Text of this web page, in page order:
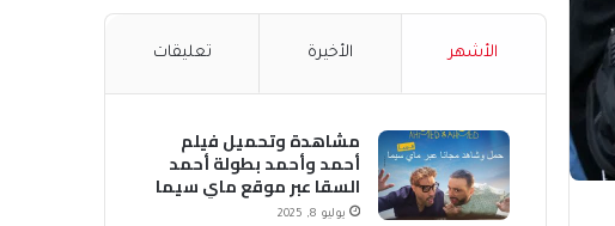
الأشهر الأخيرة تعليقات
مشاهدة وتحميل فيلم
أحمد وأحمد بطولة أحمد
السقا عبر موقع ماي سيما
MyCima (وي سيما WeCima)
يوليو 8, 2025